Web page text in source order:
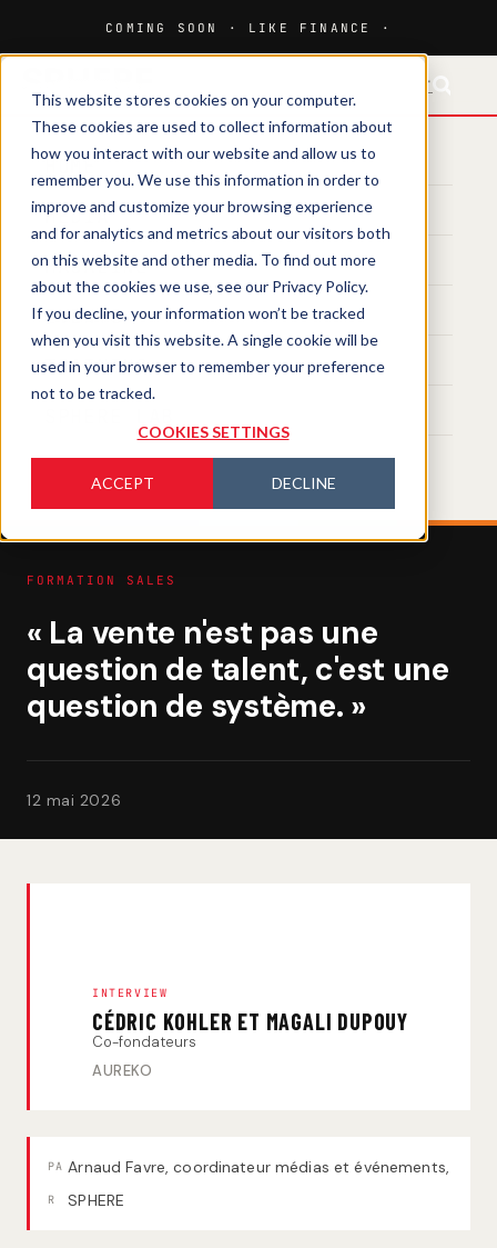
This website stores cookies on your computer.
These cookies are used to collect information about
how you interact with our website and allow us to
remember you. We use this information in order to
improve and customize your browsing experience
and for analytics and metrics about our visitors both
on this website and other media. To find out more
about the cookies we use, see our Privacy Policy.
If you decline, your information won’t be tracked
when you visit this website. A single cookie will be
used in your browser to remember your preference
not to be tracked.
COOKIES SETTINGS
ACCEPT DECLINE
HOME
MEDIA
MAGAZINE
EVENTS
TRAINING
FORMATION SALES
« La vente n'est pas une
question de talent, c'est une
question de système. »
12 mai 2026
INTERVIEW
CÉDRIC KOHLER ET MAGALI DUPOUY
Co-fondateurs
AUREKO
PA
R
Arnaud Favre, coordinateur médias et événements,
SPHERE